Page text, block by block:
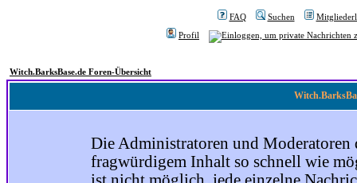
FAQ Suchen
Profil
Witch.BarksBase.de Foren-Übersicht
Die Administratoren und Moderatoren
fragwürdigem Inhalt so schnell wie